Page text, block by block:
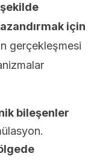
şekilde
için
gerçekleşmesi
bileşenler